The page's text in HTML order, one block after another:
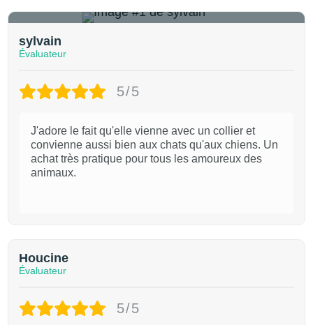
sylvain
Évaluateur
5/5
J'adore le fait qu'elle vienne avec un collier et
convienne aussi bien aux chats qu'aux chiens. Un
achat très pratique pour tous les amoureux des
animaux.
Houcine
Évaluateur
5/5